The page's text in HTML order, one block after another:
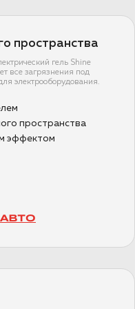
пространства
гель Shine
все загрязнения под
электрооборудования.
пространства
эффектом